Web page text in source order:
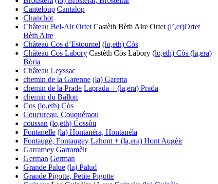
Canteloup Cantalop
Chanchot
Château Bel-Air Ortet Castèth Bèth Aire Ortet (l’,er)Ortet
Bèth Aire
Château Cos d’Estournel (lo,eth) Còs
Château Cos Labory Castèth Còs Labory (lo,eth) Còs (la,era)
Bòria
Château Leyssac
chemin de la Garenne (la) Garena
chemin de la Prade Laprada + (la,era) Prada
chemin du Ballon
Cos (lo,eth) Còs
Coucureau, Couquéraou
coussan (lo,eth) Cossòu
Fontanelle (la) Hontanèra, Hontanèla
Fontaugé, Fontaugey Lahont + (la,era) Hont Augèir
Garramey Garramèir
German German
Grande Palue (la) Palud
Grande Pigotte, Petite Pigotte